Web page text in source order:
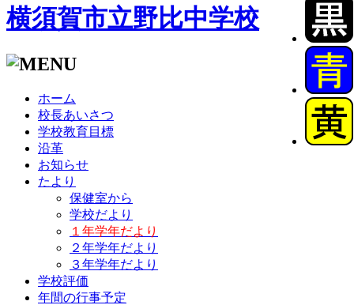
横須賀市立野比中学校
ホーム
校長あいさつ
学校教育目標
沿革
お知らせ
たより
保健室から
学校だより
１年学年だより
２年学年だより
３年学年だより
学校評価
年間の行事予定